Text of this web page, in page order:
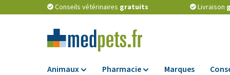
Conseils vétérinaires gratuits Livraison
Animaux Pharmacie Marques